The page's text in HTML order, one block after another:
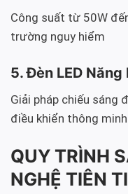
Công suất từ 50W
trường nguy hiểm
5. Đèn LED
Giải pháp chiếu sáng
điều khiển thông minh
QUY TRÌNH
NGHỆ TIÊN